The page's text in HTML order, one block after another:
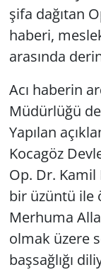
şifa dağıtan
haberi,
arasında
Acı haberin
Müdürlüğü de
Yapılan
Kocagöz
Op. Dr.
bir üzüntü ile
Merhuma
olmak üzere
başsağlığı